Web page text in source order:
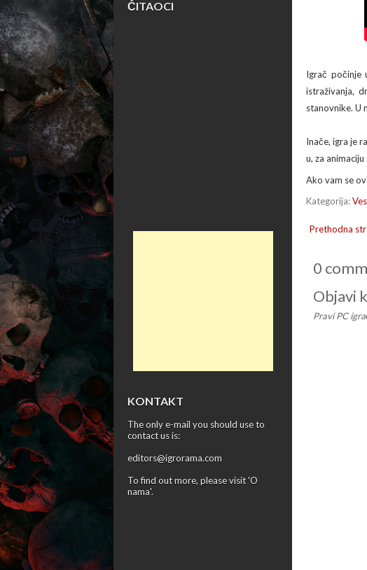
ČITAOCI
KONTAKT
The only e-mail you should use to
contact us is:
editors@igrorama.com
To find out more, please visit 'O
nama'.
Igrač počinje
istraživanja,
stanovnike. U
Inače, igra je
u, za
Ako vam se
Kategorija:
Prethodna
0
Objavi
Pravi PC